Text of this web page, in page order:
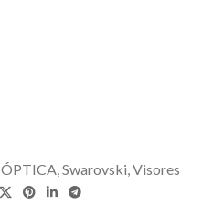
ÓPTICA,Swarovski,Visores